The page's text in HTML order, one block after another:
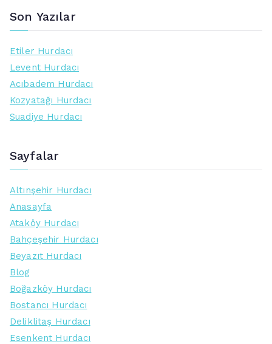
Son Yazılar
Etiler Hurdacı
Levent Hurdacı
Acıbadem Hurdacı
Kozyatağı Hurdacı
Suadiye Hurdacı
Sayfalar
Altınşehir Hurdacı
Anasayfa
Ataköy Hurdacı
Bahçeşehir Hurdacı
Beyazıt Hurdacı
Blog
Boğazköy Hurdacı
Bostancı Hurdacı
Deliklitaş Hurdacı
Esenkent Hurdacı